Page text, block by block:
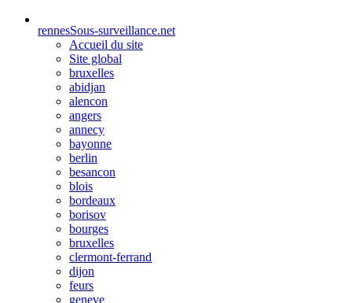
rennesSous-surveillance.net
Accueil du site
Site global
bruxelles
abidjan
alencon
angers
annecy
bayonne
berlin
besancon
blois
bordeaux
borisov
bourges
bruxelles
clermont-ferrand
dijon
feurs
geneve